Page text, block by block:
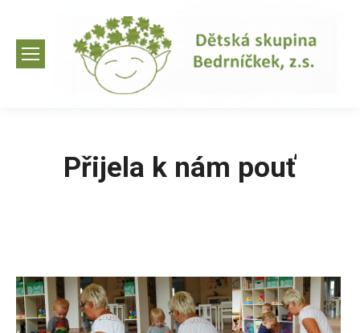
Přijela k nám pouť